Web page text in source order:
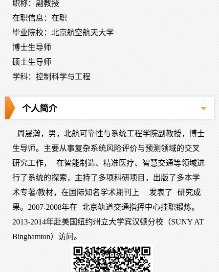
职称：副教授
在职信息：在职
毕业院校：北京航空航天大学
博士生导师
硕士生导师
学科：控制科学与工程
个人简介
周晟瀚，男，北航可靠性与系统工程学院副教授，博士
生导师。主要从事复杂系统风险评价与预测领域的交叉
研究工作，
在智能制造、精准医疗、智慧交通等领域进
行了系统的探索，主持了多项科研项目，出版了多本学
术专著/教材，在国际知名学术期刊上
发表了
研究成
果。2007-2008年在 北京轨道交通指挥中心挂职锻炼。
2013-2014年赴美国纽约州立大学宾汉顿分校（SUNY AT
Binghamton）访问。